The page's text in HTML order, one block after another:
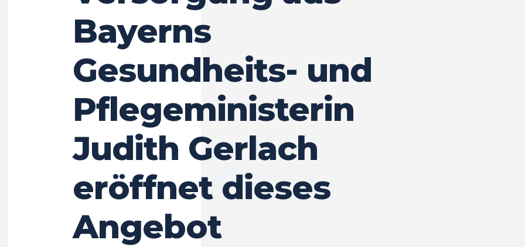
Bayerns
Gesundheits- und
Pflegeministerin
Judith Gerlach
eröffnet dieses
Angebot